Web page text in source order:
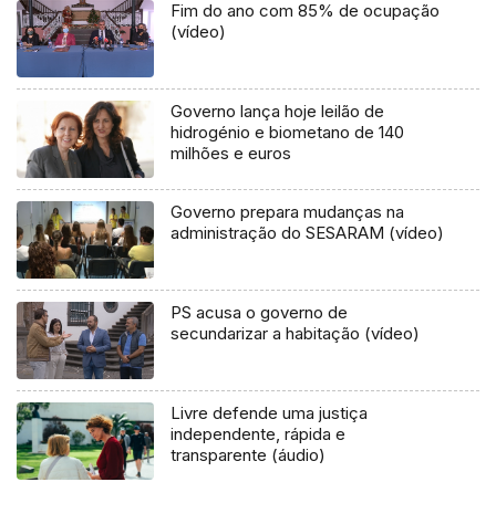
Fim do ano com 85% de ocupação
(vídeo)
Governo lança hoje leilão de
hidrogénio e biometano de 140
milhões e euros
Governo prepara mudanças na
administração do SESARAM (vídeo)
PS acusa o governo de
secundarizar a habitação (vídeo)
Livre defende uma justiça
independente, rápida e
transparente (áudio)